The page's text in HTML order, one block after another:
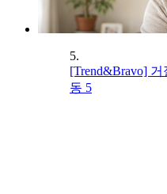
5.
[Trend&Bravo]
동 5